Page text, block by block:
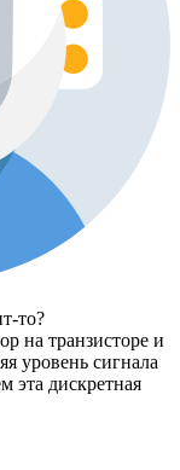
то?
на транзисторе и
уровень сигнала
эта дискретная